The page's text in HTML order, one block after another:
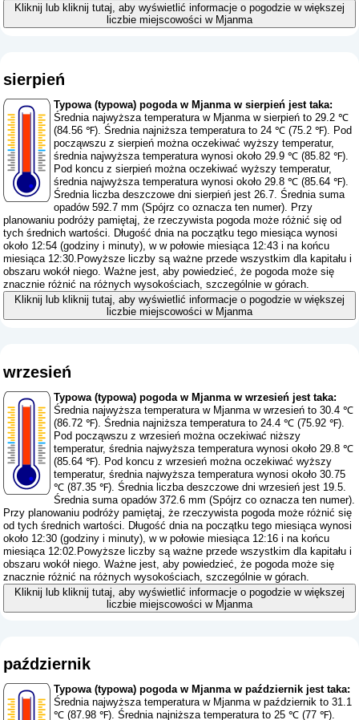
Kliknij lub kliknij tutaj, aby wyświetlić informacje o pogodzie w większej
liczbie miejscowości w Mjanma
sierpień
Typowa (typowa) pogoda w Mjanma w sierpień jest taka:
Średnia najwyższa temperatura w Mjanma w sierpień to 29.2 ℃
(84.56 ℉). Średnia najniższa temperatura to 24 ℃ (75.2 ℉). Pod
począwszu z sierpień można oczekiwać wyższy temperatur,
średnia najwyższa temperatura wynosi około 29.9 ℃ (85.82 ℉).
Pod koncu z sierpień można oczekiwać wyższy temperatur,
średnia najwyższa temperatura wynosi około 29.8 ℃ (85.64 ℉).
Średnia liczba deszczowe dni sierpień jest 26.7. Średnia suma
opadów 592.7 mm (Spójrz co oznacza ten numer). Przy
planowaniu podróży pamiętaj, że rzeczywista pogoda może różnić się od
tych średnich wartości. Długość dnia na początku tego miesiąca wynosi
około 12:54 (godziny i minuty), w w połowie miesiąca 12:43 i na końcu
miesiąca 12:30.Powyższe liczby są ważne przede wszystkim dla kapitału i
obszaru wokół niego. Ważne jest, aby powiedzieć, że pogoda może się
znacznie różnić na różnych wysokościach, szczególnie w górach.
Kliknij lub kliknij tutaj, aby wyświetlić informacje o pogodzie w większej
liczbie miejscowości w Mjanma
wrzesień
Typowa (typowa) pogoda w Mjanma w wrzesień jest taka:
Średnia najwyższa temperatura w Mjanma w wrzesień to 30.4 ℃
(86.72 ℉). Średnia najniższa temperatura to 24.4 ℃ (75.92 ℉).
Pod począwszu z wrzesień można oczekiwać niższy
temperatur, średnia najwyższa temperatura wynosi około 29.8 ℃
(85.64 ℉). Pod koncu z wrzesień można oczekiwać wyższy
temperatur, średnia najwyższa temperatura wynosi około 30.75
℃ (87.35 ℉). Średnia liczba deszczowe dni wrzesień jest 19.5.
Średnia suma opadów 372.6 mm (Spójrz co oznacza ten numer).
Przy planowaniu podróży pamiętaj, że rzeczywista pogoda może różnić się
od tych średnich wartości. Długość dnia na początku tego miesiąca wynosi
około 12:30 (godziny i minuty), w w połowie miesiąca 12:16 i na końcu
miesiąca 12:02.Powyższe liczby są ważne przede wszystkim dla kapitału i
obszaru wokół niego. Ważne jest, aby powiedzieć, że pogoda może się
znacznie różnić na różnych wysokościach, szczególnie w górach.
Kliknij lub kliknij tutaj, aby wyświetlić informacje o pogodzie w większej
liczbie miejscowości w Mjanma
październik
Typowa (typowa) pogoda w Mjanma w październik jest taka:
Średnia najwyższa temperatura w Mjanma w październik to 31.1
℃ (87.98 ℉). Średnia najniższa temperatura to 25 ℃ (77 ℉).